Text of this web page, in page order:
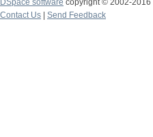
DSpace software copyright © 2002-2016
Contact Us
Send Feedback